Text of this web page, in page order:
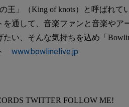
王」（King of knots）と呼ばれて
を通して、音楽ファンと音楽やア
たい、そんな気持ちを込め「
www.bowlinelive.jp
TWITTER FOLLOW ME!